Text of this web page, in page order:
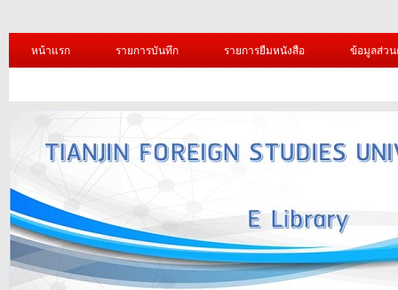
หน้าแรก รายการบันทึก รายการยืมหนังสือ ข้อมูลส่ว